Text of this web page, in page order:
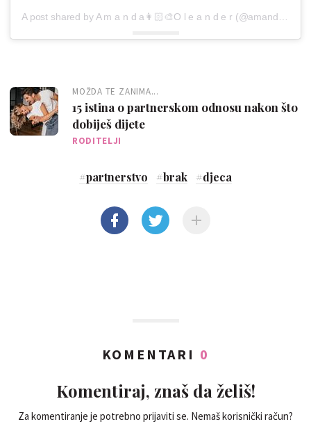
A post shared by A m a n d a👩🏻‍🎨O l e a n d e r (@amandaoleander)
MOŽDA TE ZANIMA...
15 istina o partnerskom odnosu nakon što
dobiješ dijete
RODITELJI
#partnerstvo #brak #djeca
KOMENTARI 0
Komentiraj, znaš da želiš!
Za komentiranje je potrebno prijaviti se. Nemaš korisnički račun?